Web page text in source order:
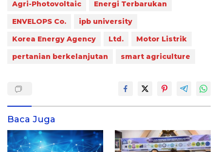
Agri-Photovoltaic
Energi Terbarukan
ENVELOPS Co.
ipb university
Korea Energy Agency
Ltd.
Motor Listrik
pertanian berkelanjutan
smart agriculture
Baca Juga